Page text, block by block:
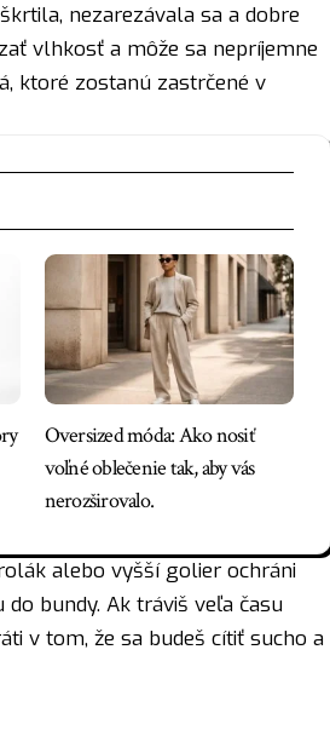
nezarezávala sa a dobre
vlhkosť a môže sa nepríjemne
ktoré zostanú zastrčené v
Oversized móda: Ako nosiť
voľné oblečenie tak, aby vás
nerozširovalo.
alebo vyšší golier ochráni
bundy. Ak tráviš veľa času
v tom, že sa budeš cítiť sucho a